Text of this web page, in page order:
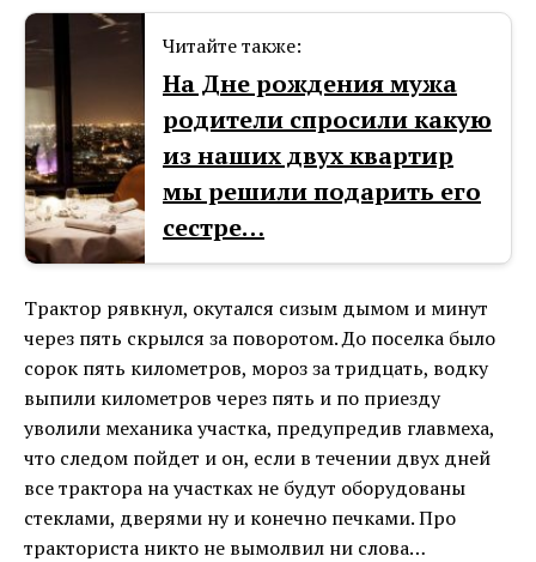
Читайте также:
На Дне рождения мужа
родители спросили какую
из наших двух квартир
мы решили подарить его
сестре…
Трактор рявкнул, окутался сизым дымом и минут
через пять скрылся за поворотом. До поселка было
сорок пять километров, мороз за тридцать, водку
выпили километров через пять и по приезду
уволили механика участка, предупредив главмеха,
что следом пойдет и он, если в течении двух дней
все трактора на участках не будут оборудованы
стеклами, дверями ну и конечно печками. Про
тракториста никто не вымолвил ни слова…